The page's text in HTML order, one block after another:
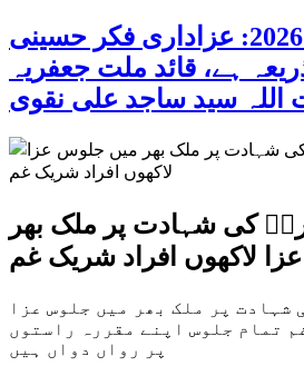
اربعین حسینی 2026: عزاداری فکر حسینی
ہے، قائد ملت جعفریہ
اللہ سید ساجد علی نقوی
کی شہادت پر ملک بھر
لاکھوں افراد شریک غم
پر ملک بھر میں جلوس عزا
تمام جلوس اپنے مقررہ راستوں
پر رواں دواں ہیں